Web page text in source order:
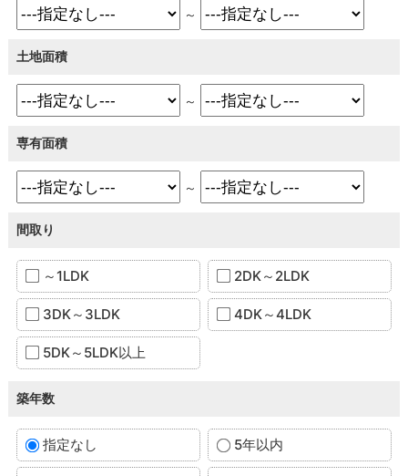
～
土地面積
～
専有面積
～
間取り
～1LDK 2DK～2LDK
3DK～3LDK 4DK～4LDK
5DK～5LDK以上
築年数
指定なし 5年以内